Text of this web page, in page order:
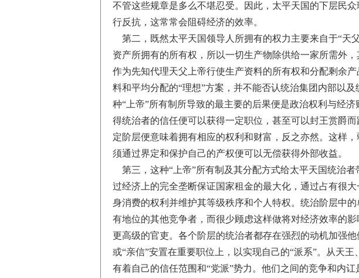
不管这些规章是多么不堪忍受。因此，太平天国的下层民
行反抗，这常常会阻碍经济的效率。
第二，既然太平天国领导人所拥有的权力主要来自于“天
资产所拥有的所有权，所以一切生产物除供给一家所需外
作为先知代理天父上帝行使生产资料的所有权和分配剩余
料和平均分配的“理想”方案，并不能否认统治集团内部以
种“上帝”所有制所导致的最主要的后果便是政治权利与经
得统治者的信任便可以获得一定职位，甚至可以封王赏爵
定阶层便意味着拥有相应的权利和财富，反之亦然。这样
须通过界定和保护自己的产权便可以无偿获得外部收益。
第三，这种“上帝”所有制及其分配方式给太平天国统治
过经济上的完全垄断保证国家租金的最大化，通过占有很
身消费的权利并维护其等级秩序和个人特权。统治阶层中
有地位的其他竞争者，而很少顾虑这样做将对经济效率的
更高级的官吏。各个阶层的统治者都存在强烈的动机加强
或“亲信”安置在重要职位上，以实现自己的“派系”。从天
有着自己的信任范围和“党派”势力。他们之间的竞争和内